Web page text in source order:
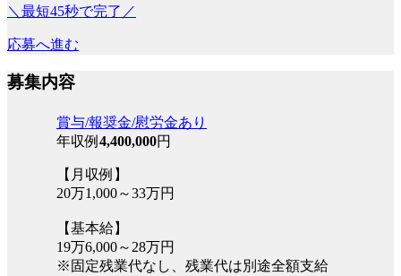
＼最短45秒で完了／
応募へ進む
募集内容
賞与/報奨金/慰労金あり
年収例 4,400,000円
【月収例】
20万1,000～33万円
【基本給】
19万6,000～28万円
※固定残業代なし、残業代は別途全額支給